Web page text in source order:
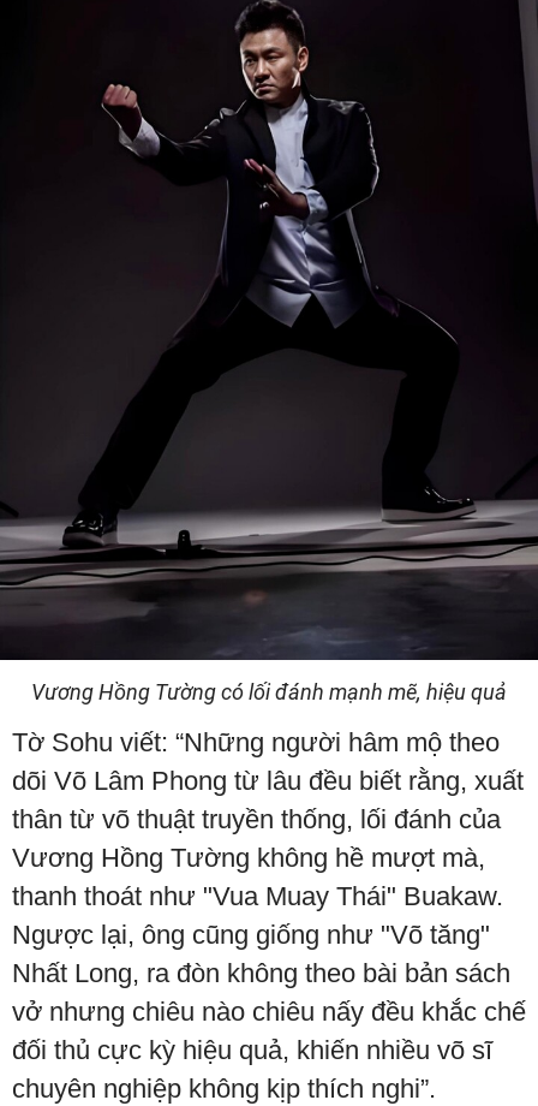
Vương Hồng Tường có lối đánh mạnh mẽ, hiệu quả
Tờ Sohu viết: “Những người hâm mộ theo
dõi Võ Lâm Phong từ lâu đều biết rằng, xuất
thân từ võ thuật truyền thống, lối đánh của
Vương Hồng Tường không hề mượt mà,
thanh thoát như "Vua Muay Thái" Buakaw.
Ngược lại, ông cũng giống như "Võ tăng"
Nhất Long, ra đòn không theo bài bản sách
vở nhưng chiêu nào chiêu nấy đều khắc chế
đối thủ cực kỳ hiệu quả, khiến nhiều võ sĩ
chuyên nghiệp không kịp thích nghi”.